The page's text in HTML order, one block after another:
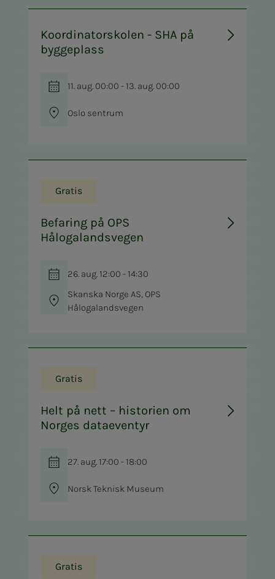
Koordinatorskolen - SHA på
byggeplass
11. aug. 00:00 - 13. aug. 00:00
Oslo sentrum
Gratis
Befaring på OPS
Hålogalandsvegen
26. aug. 12:00 - 14:30
Skanska Norge AS, OPS
Hålogalandsvegen
Gratis
Helt på nett – historien om
Norges dataeventyr
27. aug. 17:00 - 18:00
Norsk Teknisk Museum
Gratis